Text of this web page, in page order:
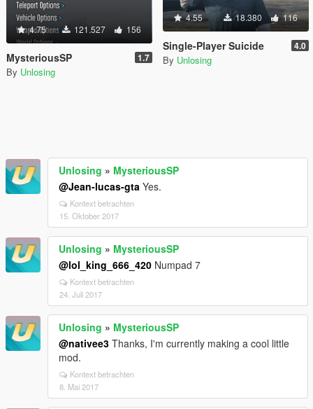
4.75 121.527 156
MysteriousSP 1.7
By Unlosing
4.55 18.380 116
Single-Player Suicide 4.0
By Unlosing
Unlosing » MysteriousSP
@Jean-lucas-gta Yes.
Kontext betrachten
15. Oktober 2017
Unlosing » MysteriousSP
@lol_king_666_420 Numpad 7
Kontext betrachten
24. Juli 2017
Unlosing » MysteriousSP
@nativee3 Thanks, I'm currently making a cool little
mod.
Kontext betrachten
8. Mai 2017